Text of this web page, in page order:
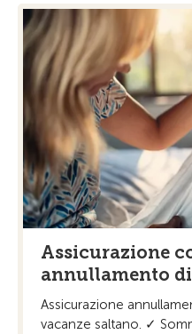
Assicurazione
annullamento di
Assicurazione
vacanze saltano. ✓